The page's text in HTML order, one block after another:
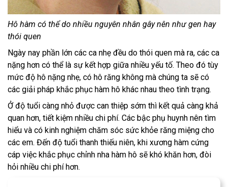
Hô hàm có thể do nhiều nguyên nhân gây nên như gen hay
thói quen
Ngày nay phần lớn các ca nhẹ đều do thói quen mà ra, các ca
nặng hơn có thể là sự kết hợp giữa nhiều yếu tố. Theo đó tùy
mức độ hô nặng nhẹ, có hô răng không mà chúng ta sẽ có
các giải pháp khắc phục hàm hô khác nhau theo tình trạng.
Ở độ tuổi càng nhỏ được can thiệp sớm thì kết quả càng khả
quan hơn, tiết kiệm nhiều chi phí. Các bậc phụ huynh nên tìm
hiểu và có kinh nghiệm chăm sóc sức khỏe răng miệng cho
các em. Đến độ tuổi thanh thiếu niên, khi xương hàm cứng
cáp việc khắc phục chỉnh nha hàm hô sẽ khó khăn hơn, đòi
hỏi nhiều chi phí hơn.